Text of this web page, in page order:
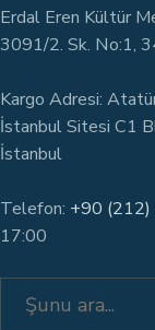
Erdal Eren Kültür
3091/2. Sk. No:1,
Kargo Adresi:
İstanbul Sitesi C1
İstanbul
Telefon: +90
17:00